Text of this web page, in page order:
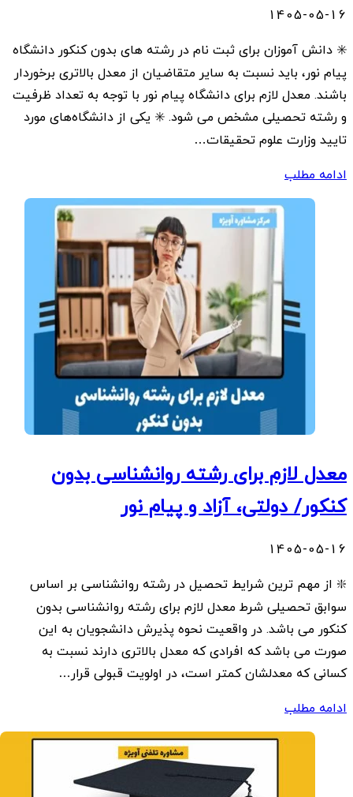
1405-05-16
✳️ دانش آموزان برای ثبت نام در رشته های بدون کنکور دانشگاه
پیام نور، باید نسبت به سایر متقاضیان از معدل بالاتری برخوردار
باشند. معدل لازم برای دانشگاه پیام نور با توجه به تعداد ظرفیت
و رشته تحصیلی مشخص می شود. ✳️ یکی از دانشگاه‌های مورد
تایید وزارت علوم تحقیقات…
ادامه مطلب
معدل لازم برای رشته روانشناسی بدون
کنکور/ دولتی، آزاد و پیام نور
1405-05-16
❇️ از مهم ترین شرایط تحصیل در رشته روانشناسی بر اساس
سوابق تحصیلی شرط معدل لازم برای رشته روانشناسی بدون
کنکور می باشد. در واقعیت نحوه پذیرش دانشجویان به این
صورت می باشد که افرادی که معدل بالاتری دارند نسبت به
کسانی که معدلشان کمتر است، در اولویت قبولی قرار…
ادامه مطلب